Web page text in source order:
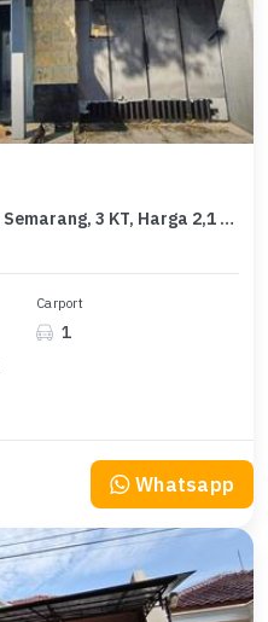
Rumah Favorit di Banyumanik, Semarang, 3 KT, Harga 2,1 Miliar
Carport
1
Whatsapp